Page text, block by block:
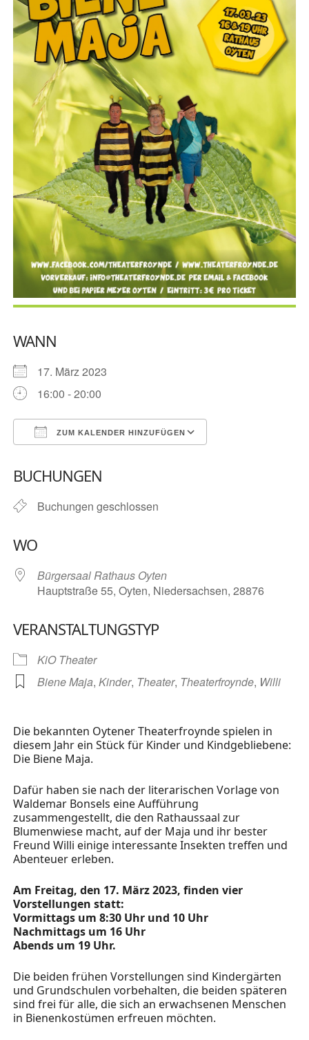
WANN
17. März 2023
16:00 - 20:00
ZUM KALENDER HINZUFÜGEN
BUCHUNGEN
Buchungen geschlossen
WO
Bürgersaal Rathaus Oyten
Hauptstraße 55, Oyten, Niedersachsen, 28876
VERANSTALTUNGSTYP
KiO Theater
Biene Maja, Kinder, Theater, Theaterfroynde, Willi
Die bekannten Oytener Theaterfroynde spielen in
diesem Jahr ein Stück für Kinder und Kindgebliebene:
Die Biene Maja.
Dafür haben sie nach der literarischen Vorlage von
Waldemar Bonsels eine Aufführung
zusammengestellt, die den Rathaussaal zur
Blumenwiese macht, auf der Maja und ihr bester
Freund Willi einige interessante Insekten treffen und
Abenteuer erleben.
Am Freitag, den 17. März 2023, finden vier
Vorstellungen statt:
Vormittags um 8:30 Uhr und 10 Uhr
Nachmittags um 16 Uhr
Abends um 19 Uhr.
Die beiden frühen Vorstellungen sind Kindergärten
und Grundschulen vorbehalten, die beiden späteren
sind frei für alle, die sich an erwachsenen Menschen
in Bienenkostümen erfreuen möchten.